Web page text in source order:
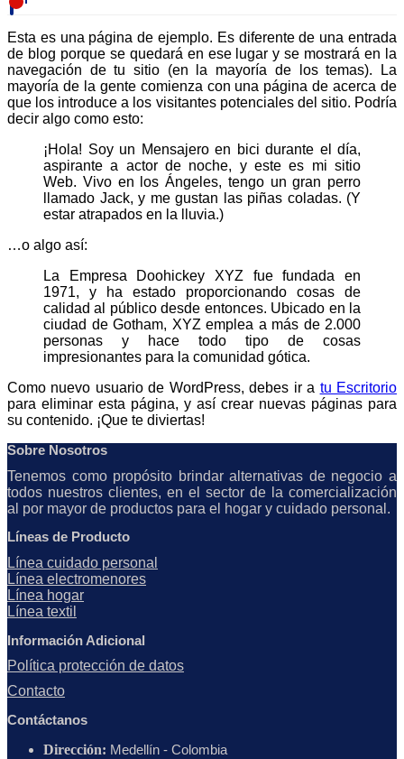
Esta es una página de ejemplo. Es diferente de una entrada
de blog porque se quedará en ese lugar y se mostrará en la
navegación de tu sitio (en la mayoría de los temas). La
mayoría de la gente comienza con una página de acerca de
que los introduce a los visitantes potenciales del sitio. Podría
decir algo como esto:
¡Hola! Soy un Mensajero en bici durante el día,
aspirante a actor de noche, y este es mi sitio
Web. Vivo en los Ángeles, tengo un gran perro
llamado Jack, y me gustan las piñas coladas. (Y
estar atrapados en la lluvia.)
…o algo así:
La Empresa Doohickey XYZ fue fundada en
1971, y ha estado proporcionando cosas de
calidad al público desde entonces. Ubicado en la
ciudad de Gotham, XYZ emplea a más de 2.000
personas y hace todo tipo de cosas
impresionantes para la comunidad gótica.
Como nuevo usuario de WordPress, debes ir a tu Escritorio
para eliminar esta página, y así crear nuevas páginas para
su contenido. ¡Que te diviertas!
Sobre Nosotros
Tenemos como propósito brindar alternativas de negocio a
todos nuestros clientes, en el sector de la comercialización
al por mayor de productos para el hogar y cuidado personal.
Líneas de Producto
Línea cuidado personal
Línea electromenores
Línea hogar
Línea textil
Información Adicional
Política protección de datos
Contacto
Contáctanos
Dirección: Medellín - Colombia